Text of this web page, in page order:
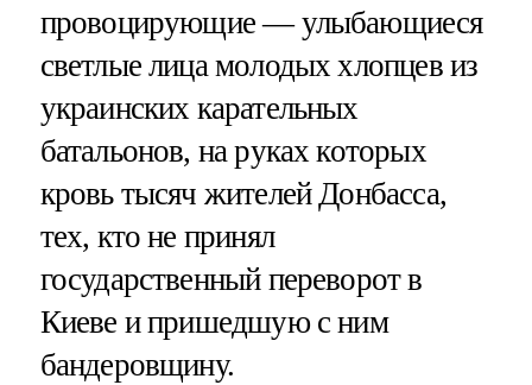
провоцирующие — улыбающиеся
светлые лица молодых хлопцев из
украинских карательных
батальонов, на руках которых
кровь тысяч жителей Донбасса,
тех, кто не принял
государственный переворот в
Киеве и пришедшую с ним
бандеровщину.